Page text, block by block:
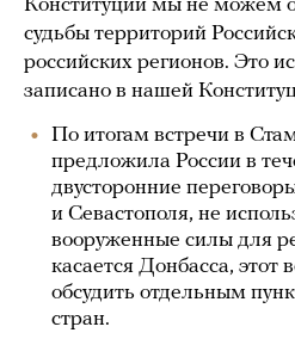
Конституции мы не можем
судьбы территорий
российских регионов. Это
записано в нашей
По итогам встречи в
предложила России в
двусторонние
и Севастополя, не
вооруженные силы для
касается Донбасса, этот
обсудить отдельным
стран.